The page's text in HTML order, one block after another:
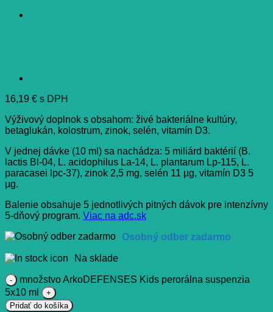
16,19 € s DPH
Výživový doplnok s obsahom: živé bakteriálne kultúry,
betaglukán, kolostrum, zinok, selén, vitamín D3.
V jednej dávke (10 ml) sa nachádza: 5 miliárd baktérií (B.
lactis Bl-04, L. acidophilus La-14, L. plantarum Lp-115, L.
paracasei lpc-37), zinok 2,5 mg, selén 11 µg, vitamín D3 5
µg.
Balenie obsahuje 5 jednotlivých pitných dávok pre intenzívny
5-dňový program. Viac na adc.sk
Osobný odber zadarmo
Na sklade
množstvo ArkoDEFENSES Kids perorálna suspenzia
5x10 ml
Pridať do košíka